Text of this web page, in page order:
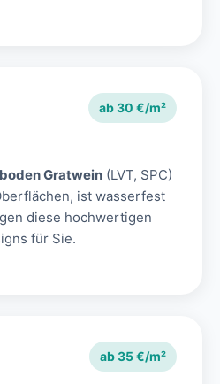
ab 30 €/m²
Gratwein (LVT, SPC)
ist wasserfest
diese hochwertigen
für Sie.
ab 35 €/m²